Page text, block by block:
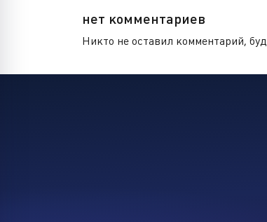
нет комментариев
Никто не оставил комментарий,